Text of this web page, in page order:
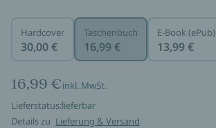
Hardcover
30,00 €
Taschenbuch
16,99 €
E-Book (ePub)
13,99 €
16,99 €inkl. MwSt.
Lieferstatus:lieferbar
Details zu Lieferung & Versand